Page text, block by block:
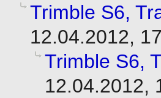
Trimble S6,
12.04.2012,
Trimble S6,
12.04.2012,